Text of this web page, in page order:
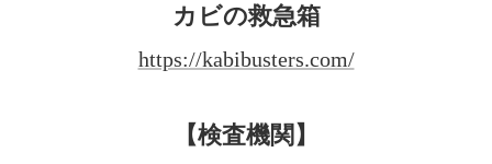
カビの救急箱
https://kabibusters.com/
【検査機関】